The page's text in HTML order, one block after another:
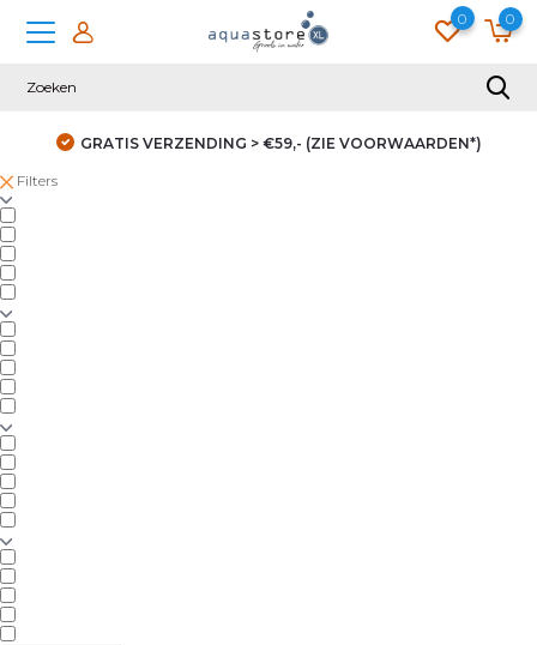
0 0
GRATIS VERZENDING > €59,- (ZIE VOORWAARDEN*)
Filters